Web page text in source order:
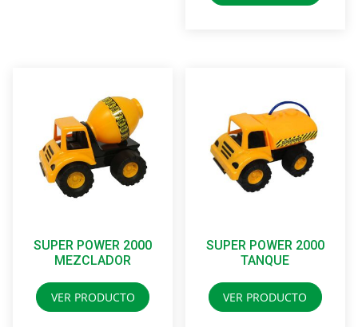
SUPER POWER 2000
MEZCLADOR
VER PRODUCTO
SUPER POWER 2000
TANQUE
VER PRODUCTO